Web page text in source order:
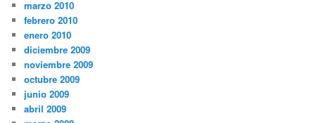
marzo 2010
febrero 2010
enero 2010
diciembre 2009
noviembre 2009
octubre 2009
junio 2009
abril 2009